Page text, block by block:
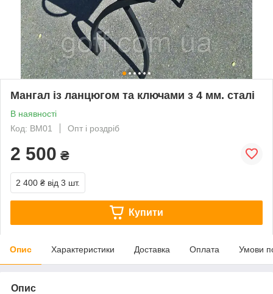
Мангал із ланцюгом та ключами з 4 мм. сталі
В наявності
Код: ВМ01
Опт і роздріб
2 500 ₴
2 400 ₴ від 3 шт.
Купити
Опис Характеристики Доставка Оплата Умови
Опис